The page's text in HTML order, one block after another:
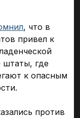
, что в
привел к
где
к опасным
против